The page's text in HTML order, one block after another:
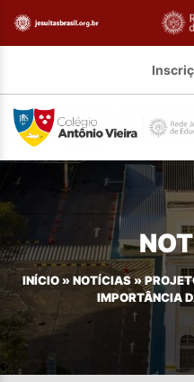
INÍCIO » NOTÍCIAS»
IMPORTÂNCIA